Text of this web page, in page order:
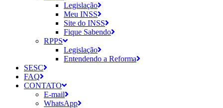
Legislação
Meu INSS
Site do INSS
Fique Sabendo
RPPS
Legislação
Entendendo a Reforma
SESC
FAQ
CONTATO
E-mail
WhatsApp